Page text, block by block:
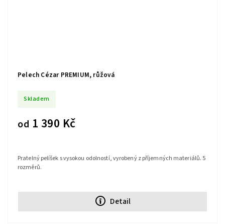
Pelech Cézar PREMIUM, růžová
Skladem
od 1 390 Kč
Detail
Pratelný pelíšek s vysokou odolností, vyrobený z příjemných materiálů. 5
rozměrů.